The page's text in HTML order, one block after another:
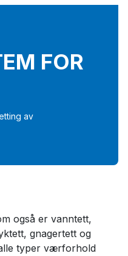
FOR
av
også er vanntett,
gnagertett og
typer værforhold